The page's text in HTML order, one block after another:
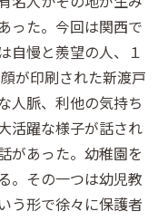
った。今回は関西で
自慢と羨望の人、１
が印刷された新渡戸
人脈、利他の気持ち
活躍な様子が話され
があった。幼稚園を
。その一つは幼児教
う形で徐々に保護者